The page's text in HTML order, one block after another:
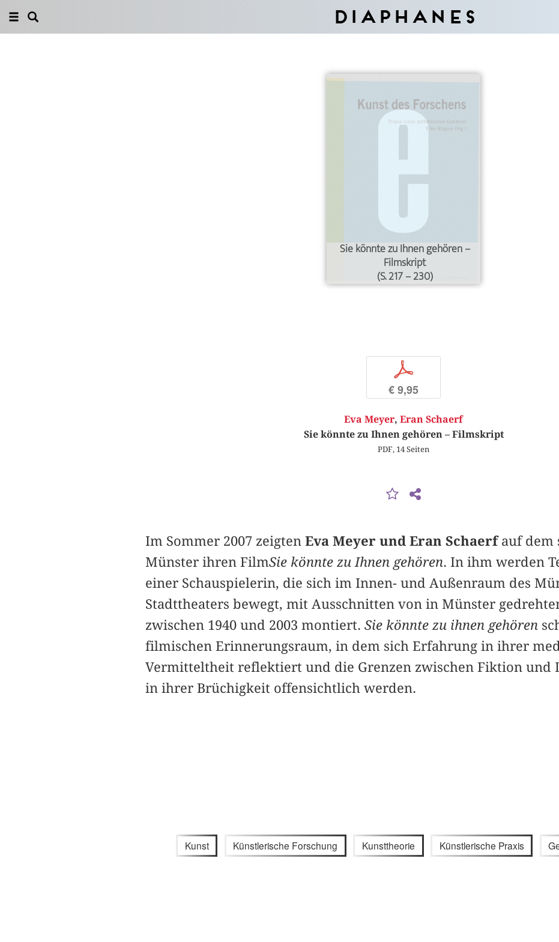
Diaphanes
Sie könnte zu Ihnen gehören –
Filmskript
(S. 217 – 230)
p
€ 9,95
Eva Meyer, Eran Schaerf
Sie könnte zu Ihnen gehören – Filmskript
PDF, 14 Seiten
Im Sommer 2007 zeigten Eva Meyer und Eran Schaerfauf dem
Münster ihren FilmSie könnte zu Ihnen gehören. In ihm werden
einer Schauspielerin, die sich im Innen- und Außenraum des
Stadttheaters bewegt, mit Ausschnitten von in Münster
zwischen 1940 und 2003 montiert. Sie könnte zu ihnen gehören
filmischen Erinnerungsraum, in dem sich Erfahrung in ihrer
Vermitteltheit reflektiert und die Grenzen zwischen Fiktion und
in ihrer Brüchigkeit offensichtlich werden.
Kunst Künstlerische Forschung Kunsttheorie Künstlerische Praxis